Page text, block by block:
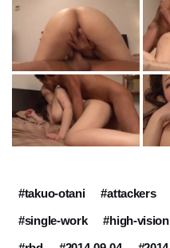
#takuo-otani #attackers
#single-work
#high-vision